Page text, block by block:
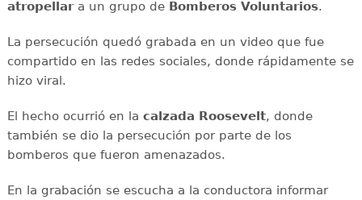
atropellara un grupo de Bomberos Voluntarios.
La persecución quedó grabada en un video que fue
compartido en las redes sociales, donde rápidamente se
hizo viral.
El hecho ocurrió en la calzada Roosevelt, donde
también se dio la persecución por parte de los
bomberos que fueron amenazados.
En la grabación se escucha a la conductora informar